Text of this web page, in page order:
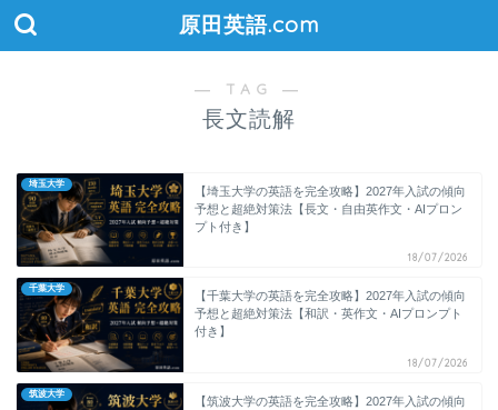
原田英語.com
― TAG ―
長文読解
埼玉大学
【埼玉大学の英語を完全攻略】2027年入試の傾向
予想と超絶対策法【長文・自由英作文・AIプロン
プト付き】
18/07/2026
千葉大学
【千葉大学の英語を完全攻略】2027年入試の傾向
予想と超絶対策法【和訳・英作文・AIプロンプト
付き】
18/07/2026
筑波大学
【筑波大学の英語を完全攻略】2027年入試の傾向